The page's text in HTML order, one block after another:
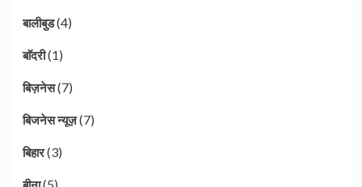
बालीबुड(4)
बाॅदरी(1)
बिज़नेस(7)
बिजनेस न्यूज़(7)
बिहार(3)